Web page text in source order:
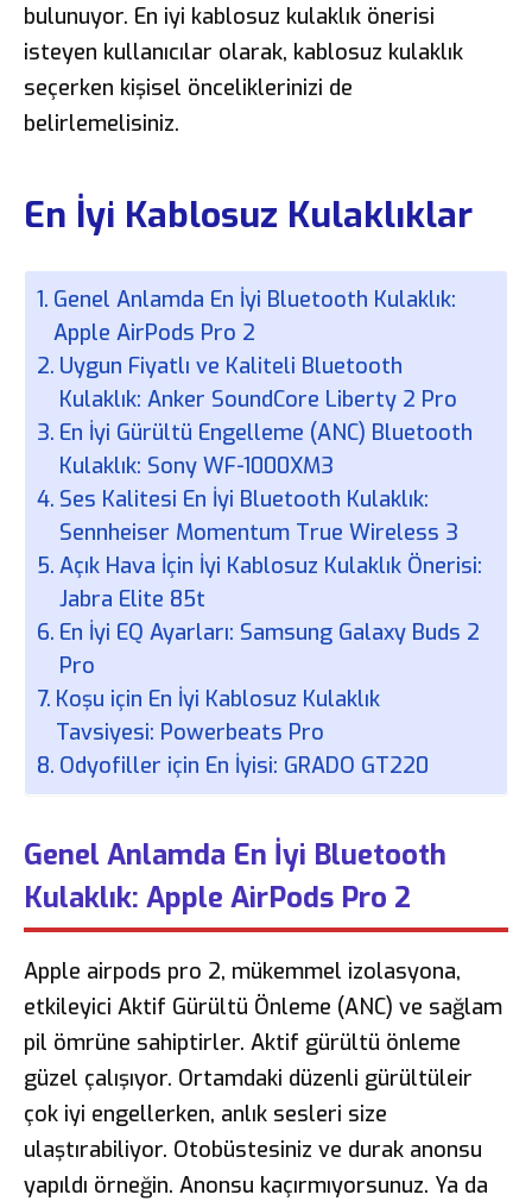
bulunuyor. En iyi kablosuz kulaklık önerisi
isteyen kullanıcılar olarak, kablosuz kulaklık
seçerken kişisel önceliklerinizi de
belirlemelisiniz.
En İyi Kablosuz Kulaklıklar
Genel Anlamda En İyi Bluetooth Kulaklık:
Apple AirPods Pro 2
Uygun Fiyatlı ve Kaliteli Bluetooth
Kulaklık: Anker SoundCore Liberty 2 Pro
En İyi Gürültü Engelleme (ANC) Bluetooth
Kulaklık: Sony WF-1000XM3
Ses Kalitesi En İyi Bluetooth Kulaklık:
Sennheiser Momentum True Wireless 3
Açık Hava İçin İyi Kablosuz Kulaklık Önerisi:
Jabra Elite 85t
En İyi EQ Ayarları: Samsung Galaxy Buds 2
Pro
Koşu için En İyi Kablosuz Kulaklık
Tavsiyesi: Powerbeats Pro
Odyofiller için En İyisi: GRADO GT220
Genel Anlamda En İyi Bluetooth
Kulaklık: Apple AirPods Pro 2
Apple airpods pro 2, mükemmel izolasyona,
etkileyici Aktif Gürültü Önleme (ANC) ve sağlam
pil ömrüne sahiptirler. Aktif gürültü önleme
güzel çalışıyor. Ortamdaki düzenli gürültüleir
çok iyi engellerken, anlık sesleri size
ulaştırabiliyor. Otobüstesiniz ve durak anonsu
yapıldı örneğin. Anonsu kaçırmıyorsunuz. Ya da